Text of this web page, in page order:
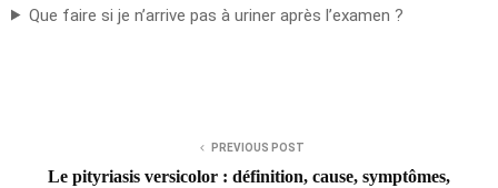
Que faire si je n’arrive pas à uriner après l’examen ?
PREVIOUS POST
Le pityriasis versicolor : définition, cause, symptômes,